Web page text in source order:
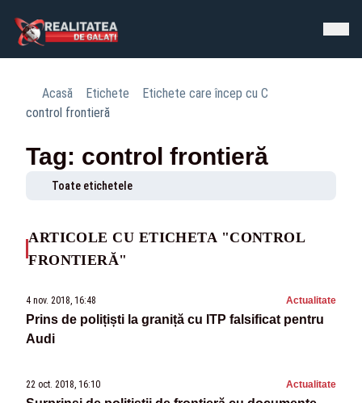
Acasă Etichete
Etichete care încep cu C
control frontieră
Tag: control frontieră
Toate etichetele
ARTICOLE CU ETICHETA "CONTROL
FRONTIERĂ"
4 nov. 2018, 16:48 Actualitate
Prins de polițiști la graniță cu ITP falsificat pentru
Audi
22 oct. 2018, 16:10 Actualitate